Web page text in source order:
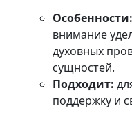
Особенности:
внимание
духовных
сущностей.
Подходит:
поддержку и